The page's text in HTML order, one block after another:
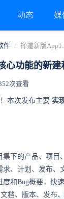
动态 媒
件 禅道新版
心功能的新建
次查看
本次发布主要 实
下的产品、项目
、计划、发布、
和Bug概要，快
档、版本、发布